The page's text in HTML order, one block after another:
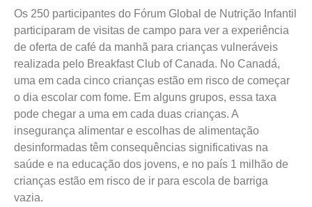
Os 250 participantes do Fórum Global de Nutrição Infantil
participaram de visitas de campo para ver a experiência
de oferta de café da manhã para crianças vulneráveis
realizada pelo Breakfast Club of Canada. No Canadá,
uma em cada cinco crianças estão em risco de começar
o dia escolar com fome. Em alguns grupos, essa taxa
pode chegar a uma em cada duas crianças. A
insegurança alimentar e escolhas de alimentação
desinformadas têm consequências significativas na
saúde e na educação dos jovens, e no país 1 milhão de
crianças estão em risco de ir para escola de barriga
vazia.